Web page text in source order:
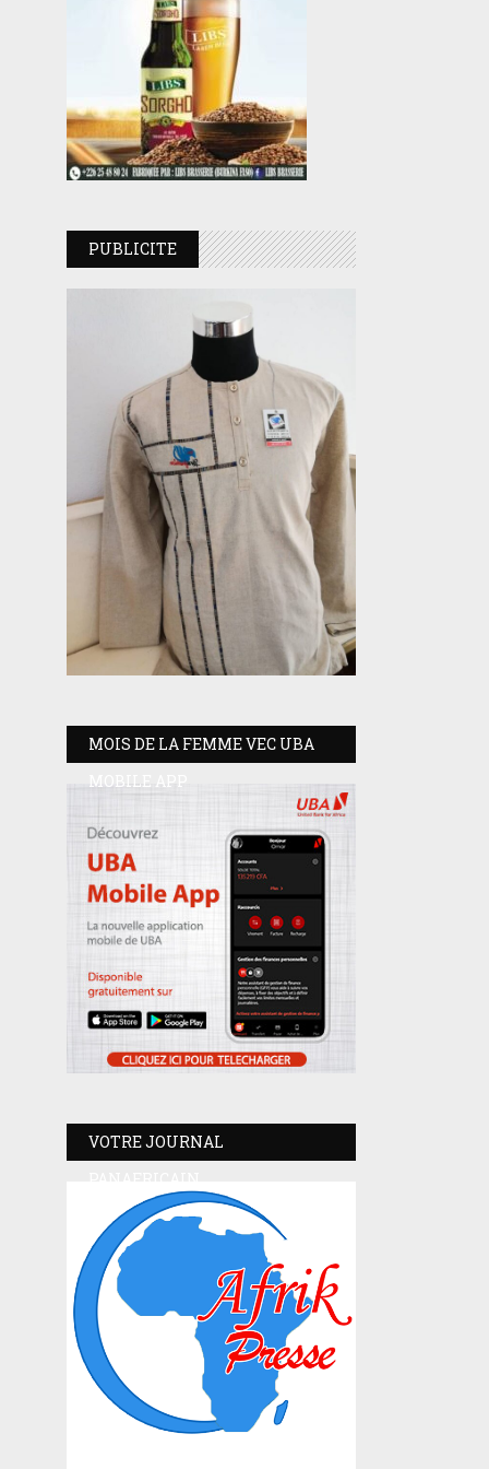
PUBLICITE
MOIS DE LA FEMME VEC UBA
MOBILE APP
VOTRE JOURNAL